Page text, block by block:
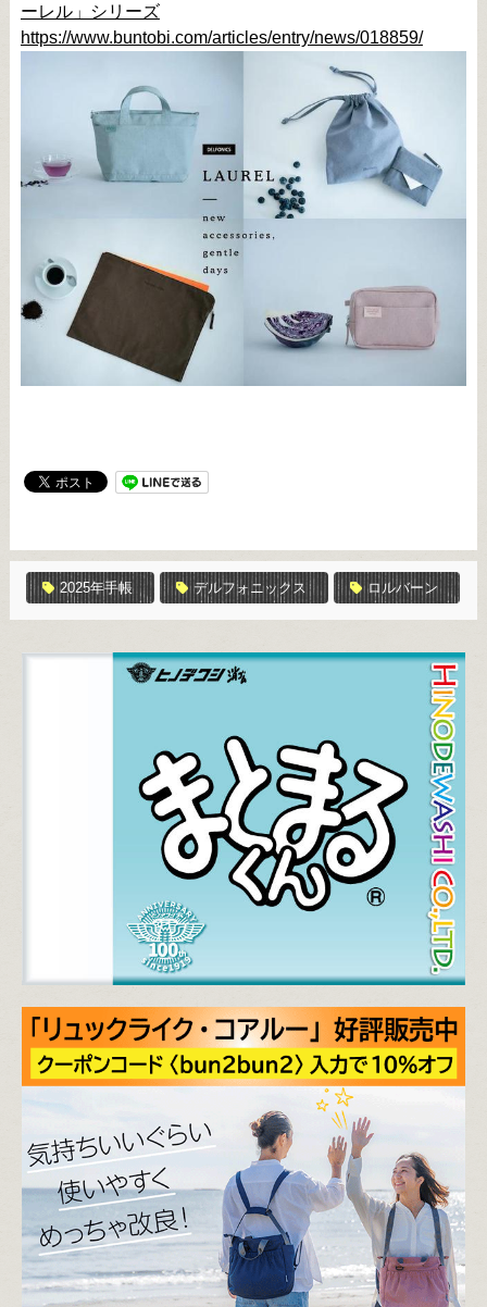
ーレル」シリーズ
https://www.buntobi.com/articles/entry/news/018859/
2025年手帳 デルフォニックス ロルバーン